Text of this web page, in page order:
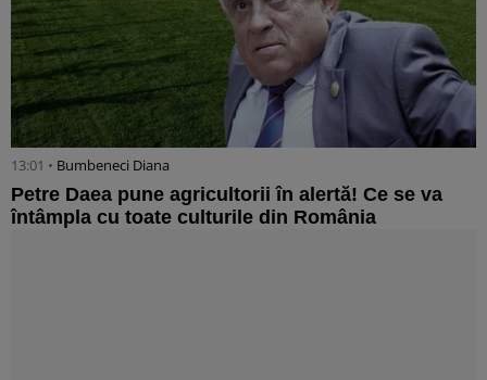
13:01 • Bumbeneci Diana
Petre Daea pune agricultorii în alertă! Ce se va
întâmpla cu toate culturile din România